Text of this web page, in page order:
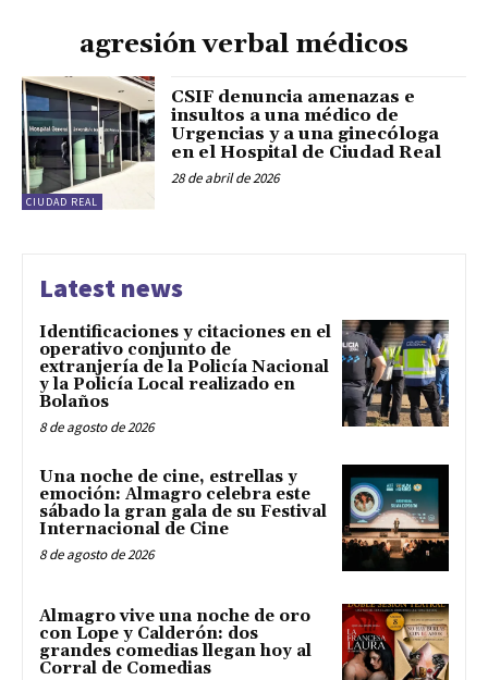
agresión verbal médicos
CIUDAD REAL
CSIF denuncia amenazas e
insultos a una médico de
Urgencias y a una ginecóloga
en el Hospital de Ciudad Real
28 de abril de 2026
Latest news
Identificaciones y citaciones en el
operativo conjunto de
extranjería de la Policía Nacional
y la Policía Local realizado en
Bolaños
8 de agosto de 2026
Una noche de cine, estrellas y
emoción: Almagro celebra este
sábado la gran gala de su Festival
Internacional de Cine
8 de agosto de 2026
Almagro vive una noche de oro
con Lope y Calderón: dos
grandes comedias llegan hoy al
Corral de Comedias